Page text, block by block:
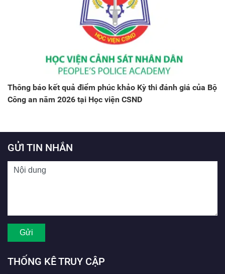
Thông báo kết quả điểm phúc khảo Kỳ thi đánh giá của Bộ
Công an năm 2026 tại Học viện CSND
GỬI TIN NHẮN
THỐNG KÊ TRUY CẬP